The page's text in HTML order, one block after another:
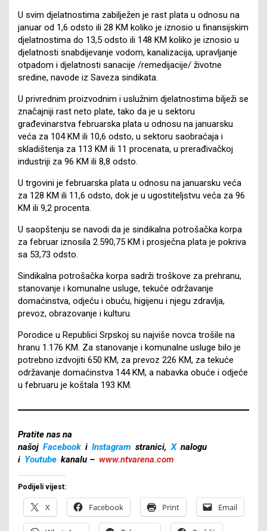
U svim djelatnostima zabilježen je rast plata u odnosu na
januar od 1,6 odsto ili 28 KM koliko je iznosio u finansijskim
djelatnostima do 13,5 odsto ili 148 KM koliko je iznosio u
djelatnosti snabdijevanje vodom, kanalizacija, upravljanje
otpadom i djelatnosti sanacije /remedijacije/ životne
sredine, navode iz Saveza sindikata.
U privrednim proizvodnim i uslužnim djelatnostima bilježi se
značajniji rast neto plate, tako da je u sektoru
građevinarstva februarska plata u odnosu na januarsku
veća za 104 KM ili 10,6 odsto, u sektoru saobraćaja i
skladištenja za 113 KM ili 11 procenata, u prerađivačkoj
industriji za 96 KM ili 8,8 odsto.
U trgovini je februarska plata u odnosu na januarsku veća
za 128 KM ili 11,6 odsto, dok je u ugostiteljstvu veća za 96
KM ili 9,2 procenta.
U saopštenju se navodi da je sindikalna potrošačka korpa
za februar iznosila 2.590,75 KM i prosječna plata je pokriva
sa 53,73 odsto.
Sindikalna potrošačka korpa sadrži troškove za prehranu,
stanovanje i komunalne usluge, tekuće održavanje
domaćinstva, odjeću i obuću, higijenu i njegu zdravlja,
prevoz, obrazovanje i kulturu.
Porodice u Republici Srpskoj su najviše novca trošile na
hranu 1.176 KM. Za stanovanje i komunalne usluge bilo je
potrebno izdvojiti 650 KM, za prevoz 226 KM, za tekuće
održavanje domaćinstva 144 KM, a nabavka obuće i odjeće
u februaru je koštala 193 KM.
Pratite nas na
našoj Facebook i Instagram stranici, X nalogu
i Youtube kanalu – www.ntvarena.com
Podijeli vijest:
X Facebook Print Email